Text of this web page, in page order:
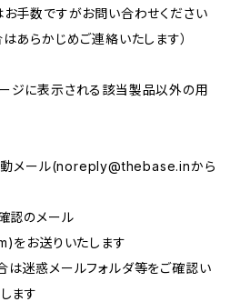
手数ですがお問い合わせください
あらかじめご連絡いたします）
ジに表示される該当製品以外の用
メール(noreply@thebase.inから
認のメール
)をお送りいたします
迷惑メールフォルダ等をご確認い
ます